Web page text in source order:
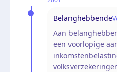
Belanghebbende
Aan
een voorlopige